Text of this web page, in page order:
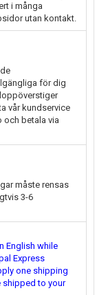
i många
utan kontakt.
för dig
vår kundservice
betala via
måste rensas
3-6
English while
Express
one shipping
shipped to your